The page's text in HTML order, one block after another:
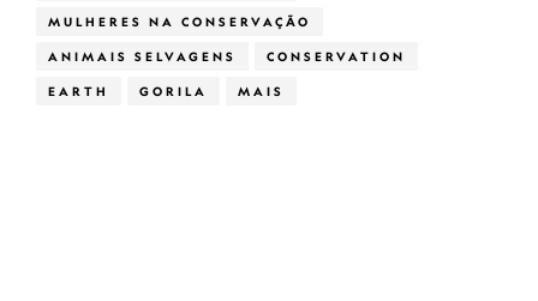
MULHERES NA CONSERVAÇÃO
ANIMAIS SELVAGENS CONSERVATION
EARTH GORILA MAIS